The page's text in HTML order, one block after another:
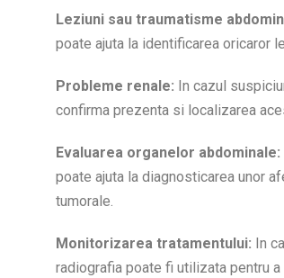
Leziuni sau traumatisme
poate ajuta la identificarea oricaror
Probleme renale: In cazul
confirma prezenta si localizarea
Evaluarea organelor abdominale:
poate ajuta la diagnosticarea unor
tumorale.
Monitorizarea tratamentului: In
radiografia poate fi utilizata pentru